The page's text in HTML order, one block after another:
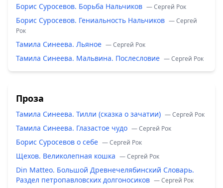
Борис Суросевов. Борьба Нальчиков — Сергей Рок
Борис Суросевов. Гениальность Нальчиков — Сергей
Рок
Тамила Синеева. Льяное — Сергей Рок
Тамила Синеева. Мальвина. Послесловие — Сергей Рок
Проза
Тамила Синеева. Тилли (сказка о зачатии) — Сергей Рок
Тамила Синеева. Глазастое чудо — Сергей Рок
Борис Суросевов о себе — Сергей Рок
Щехов. Великолепная кошка — Сергей Рок
Din Matteo. Большой Древнечелябинский Словарь.
Раздел петропавловских долгоносиков — Сергей Рок